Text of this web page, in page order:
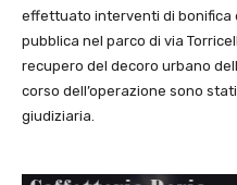
effettuato interventi di bonifica
pubblica nel parco di via
recupero del decoro urbano
corso dell’operazione sono
giudiziaria.